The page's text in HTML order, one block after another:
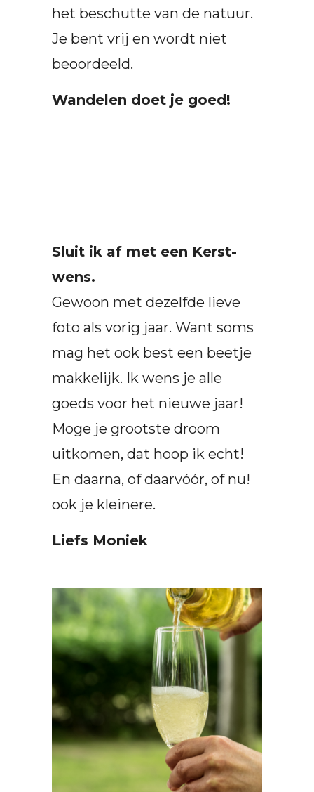
het beschutte van de natuur.
Je bent vrij en wordt niet
beoordeeld.
Wandelen doet je goed!
Sluit ik af met een Kerst-
wens.
Gewoon met dezelfde lieve
foto als vorig jaar. Want soms
mag het ook best een beetje
makkelijk. Ik wens je alle
goeds voor het nieuwe jaar!
Moge je grootste droom
uitkomen, dat hoop ik echt!
En daarna, of daarvóór, of nu!
ook je kleinere.
Liefs Moniek